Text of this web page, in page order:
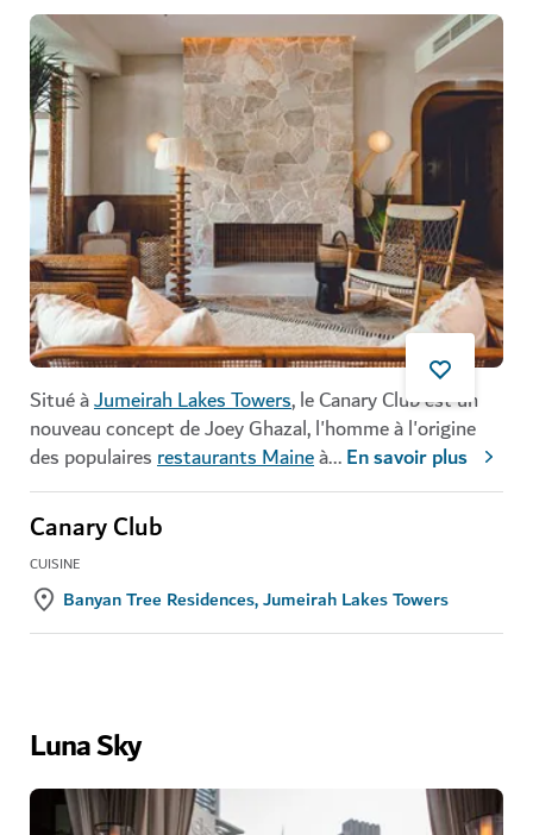
Situé àJumeirah Lakes Towers, le Canary Club est un
nouveau concept de Joey Ghazal, l'homme à l'origine
des populairesrestaurants Maineà...En savoir plus
Canary Club
CUISINE
Banyan Tree Residences, Jumeirah Lakes Towers
Luna Sky